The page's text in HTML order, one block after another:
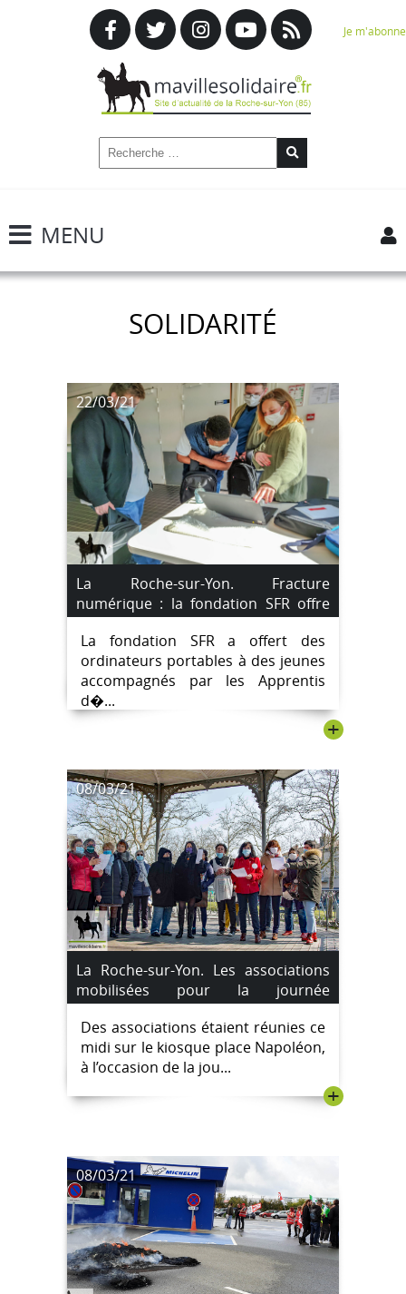
Je m'abonne
MENU
SOLIDARITÉ
22/03/21
La Roche-sur-Yon. Fracture
numérique : la fondation SFR offre
des ordinateurs à quatre jeunes.
La fondation SFR a offert des
ordinateurs portables à des jeunes
accompagnés par les Apprentis
d�...
+
08/03/21
La Roche-sur-Yon. Les associations
mobilisées pour la journée
internationale des droits des
femmes.
Des associations étaient réunies ce
midi sur le kiosque place Napoléon,
à l’occasion de la jou...
+
08/03/21